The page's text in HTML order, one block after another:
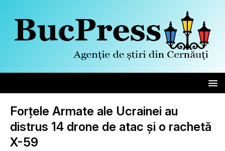
Forțele Armate ale Ucrainei au
distrus 14 drone de atac și o rachetă
X-59